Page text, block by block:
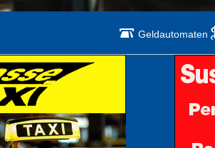
Geldautomaten